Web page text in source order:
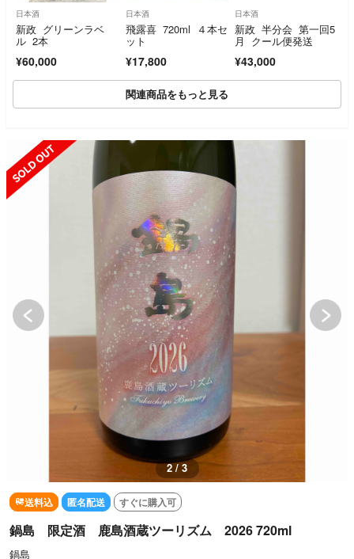
日本酒
新政 グリーンラベ
ル 2本
¥60,000
日本酒
飛露喜 720ml ４本セ
ット
¥17,800
日本酒
新政 半分会 第一回5
月 クール便発送
¥43,000
関連商品をもっと見る
SOLD OUT
2 / 3
送料込 匿名配送 すぐに購入可
鍋島 限定酒 鹿島酒蔵ツーリズム 2026 720ml
鍋島